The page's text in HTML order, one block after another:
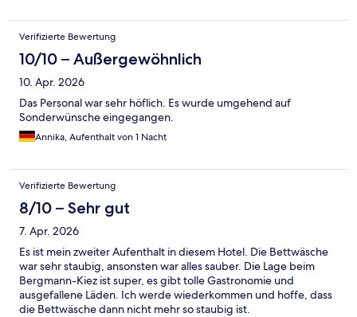
Verifizierte Bewertung
10/10 – Außergewöhnlich
10. Apr. 2026
Das Personal war sehr höflich. Es wurde umgehend auf
Sonderwünsche eingegangen.
Annika, Aufenthalt von 1 Nacht
Verifizierte Bewertung
8/10 – Sehr gut
7. Apr. 2026
Es ist mein zweiter Aufenthalt in diesem Hotel. Die Bettwäsche
war sehr staubig, ansonsten war alles sauber. Die Lage beim
Bergmann-Kiez ist super, es gibt tolle Gastronomie und
ausgefallene Läden. Ich werde wiederkommen und hoffe, dass
die Bettwäsche dann nicht mehr so staubig ist.